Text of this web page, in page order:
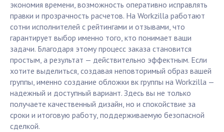
экономия времени, возможность оперативно исправлять
правки и прозрачность расчетов. На Workzilla работают
сотни исполнителей с рейтингами и отзывами, что
гарантирует выбор именно того, кто понимает ваши
задачи. Благодаря этому процесс заказа становится
простым, а результат — действительно эффектным. Если
хотите выделиться, создавая неповторимый образ вашей
группы, именно создание обложки вк группы на Workzilla —
надежный и доступный вариант. Здесь вы не только
получаете качественный дизайн, но и спокойствие за
сроки и итоговую работу, поддерживаемую безопасной
сделкой.